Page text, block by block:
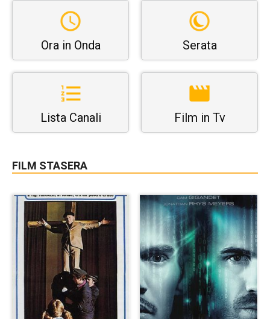
Ora in Onda Serata
Lista Canali Film in Tv
FILM STASERA